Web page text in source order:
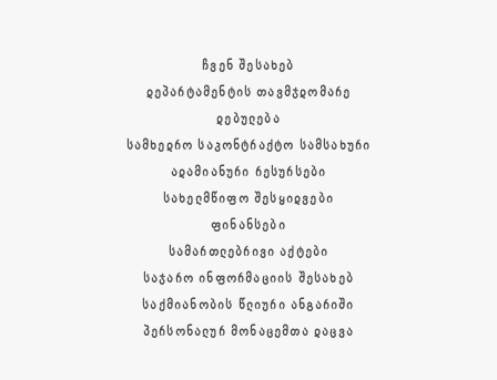
ᲩᲕᲔᲜ ᲨᲔᲡᲐᲮᲔᲑ
ᲓᲔᲞᲐᲠᲢᲐᲛᲔᲜᲢᲘᲡ ᲗᲐᲕᲛᲯᲓᲝᲛᲐᲠᲔ
ᲓᲔᲑᲣᲚᲔᲑᲐ
ᲡᲐᲛᲮᲔᲓᲠᲝ ᲡᲐᲙᲝᲜᲢᲠᲐᲥᲢᲝ ᲡᲐᲛᲡᲐᲮᲣᲠᲘ
ᲐᲓᲐᲛᲘᲐᲜᲣᲠᲘ ᲠᲔᲡᲣᲠᲡᲔᲑᲘ
ᲡᲐᲮᲔᲚᲛᲬᲘᲤᲝ ᲨᲔᲡᲧᲘᲓᲕᲔᲑᲘ
ᲤᲘᲜᲐᲜᲡᲔᲑᲘ
ᲡᲐᲛᲐᲠᲗᲚᲔᲑᲠᲘᲕᲘ ᲐᲥᲢᲔᲑᲘ
ᲡᲐᲯᲐᲠᲝ ᲘᲜᲤᲝᲠᲛᲐᲪᲘᲘᲡ ᲨᲔᲡᲐᲮᲔᲑ
ᲡᲐᲥᲛᲘᲐᲜᲝᲑᲘᲡ ᲬᲚᲘᲣᲠᲘ ᲐᲜᲒᲐᲠᲘᲨᲘ
ᲞᲔᲠᲡᲝᲜᲐᲚᲣᲠ ᲛᲝᲜᲐᲪᲔᲛᲗᲐ ᲓᲐᲪᲕᲐ